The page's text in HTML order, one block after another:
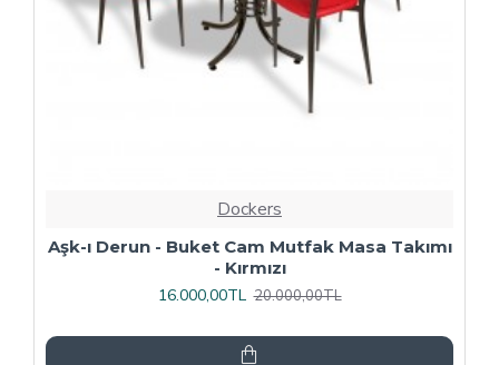
Dockers
Çipa Döküm Ayak - Play Polipropilen Masa
Takımı - 70x120 (Werzalit, Wermodin veya
Allzalit Tabla) - Afyon Mermer-Antrasit